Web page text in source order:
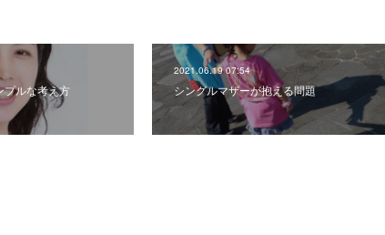
プルな考え方
2021.06.19 07:54
シングルマザーが抱える問題